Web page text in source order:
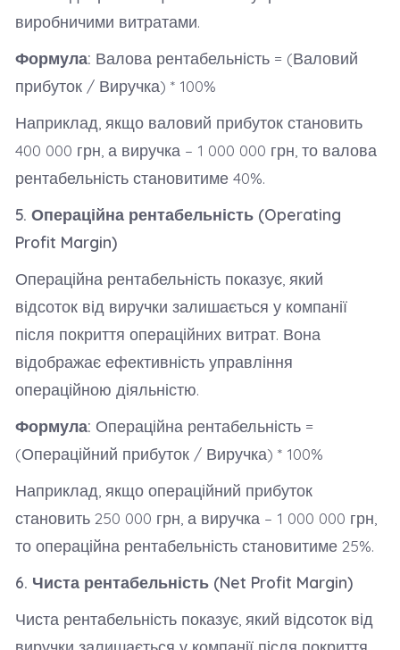
виробничими витратами.
Формула: Валова рентабельність = (Валовий
прибуток / Виручка) * 100%
Наприклад, якщо валовий прибуток становить
400 000 грн, а виручка – 1 000 000 грн, то валова
рентабельність становитиме 40%.
5. Операційна рентабельність (Operating
Profit Margin)
Операційна рентабельність показує, який
відсоток від виручки залишається у компанії
після покриття операційних витрат. Вона
відображає ефективність управління
операційною діяльністю.
Формула: Операційна рентабельність =
(Операційний прибуток / Виручка) * 100%
Наприклад, якщо операційний прибуток
становить 250 000 грн, а виручка – 1 000 000 грн,
то операційна рентабельність становитиме 25%.
6. Чиста рентабельність (Net Profit Margin)
Чиста рентабельність показує, який відсоток від